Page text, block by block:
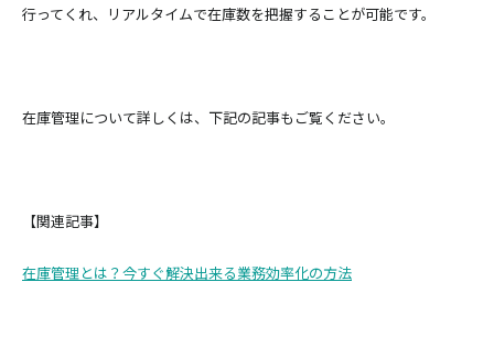
行ってくれ、リアルタイムで在庫数を把握することが可能です。
在庫管理について詳しくは、下記の記事もご覧ください。
【関連記事】
在庫管理とは？今すぐ解決出来る業務効率化の方法